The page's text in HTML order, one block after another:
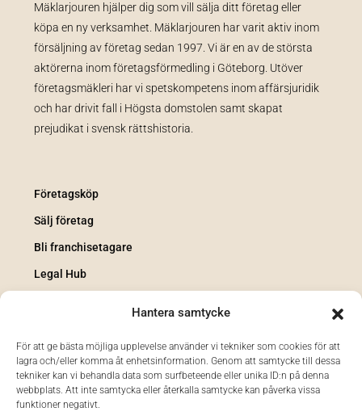
Hantera samtycke
För att ge bästa möjliga upplevelse använder vi tekniker som cookies för att
lagra och/eller komma åt enhetsinformation. Genom att samtycke till dessa
tekniker kan vi behandla data som surfbeteende eller unika ID:n på denna
webbplats. Att inte samtycka eller återkalla samtycke kan påverka vissa
funktioner negativt.
Mäklarjouren hjälper dig som vill sälja ditt företag eller
köpa en ny verksamhet. Mäklarjouren har varit aktiv inom
försäljning av företag sedan 1997. Vi är en av de största
aktörerna inom företagsförmedling i Göteborg. Utöver
företagsmäkleri har vi spetskompetens inom affärsjuridik
och har drivit fall i Högsta domstolen samt skapat
prejudikat i svensk rättshistoria.
Företagsköp
Sälj företag
Bli franchisetagare
Legal Hub
AI-information och transparens
Kontakt